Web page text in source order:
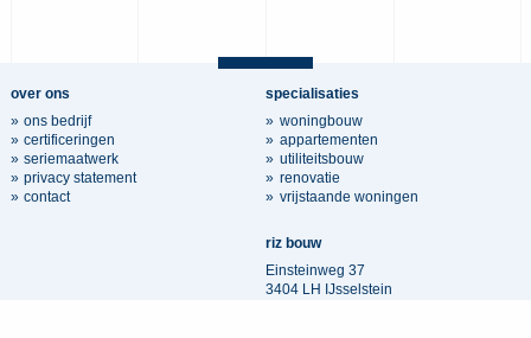
over ons
ons bedrijf
certificeringen
seriemaatwerk
privacy statement
contact
specialisaties
woningbouw
appartementen
utiliteitsbouw
renovatie
vrijstaande woningen
riz bouw
Einsteinweg 37
3404 LH IJsselstein